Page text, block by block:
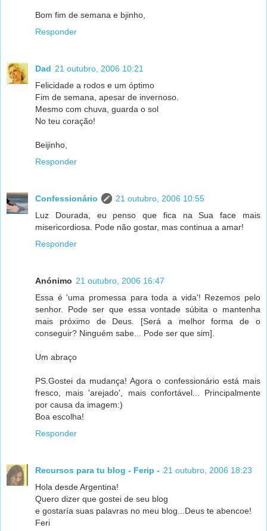
Bom fim de semana e bjinho,
Responder
Dad 21 outubro, 2006 10:21
Felicidade a rodos e um óptimo
Fim de semana, apesar de invernoso.
Mesmo com chuva, guarda o sol
No teu coração!
Beijinho,
Responder
Confessionário
21 outubro, 2006 10:55
Luz Dourada, eu penso que fica na Sua face mais
misericordiosa. Pode não gostar, mas continua a amar!
Responder
Anónimo 21 outubro, 2006 16:47
Essa é 'uma promessa para toda a vida'! Rezemos pelo
senhor. Pode ser que essa vontade súbita o mantenha
mais próximo de Deus. [Será a melhor forma de o
conseguir? Ninguém sabe... Pode ser que sim].
Um abraço
PS.Gostei da mudança! Agora o confessionário está mais
fresco, mais 'arejado', mais confortável... Principalmente
por causa da imagem:)
Boa escolha!
Responder
Recursos para tu blog - Ferip - 21 outubro, 2006 18:23
Hola desde Argentina!
Quero dizer que gostei de seu blog
e gostaría suas palavras no meu blog...Deus te abencoe!
Feri